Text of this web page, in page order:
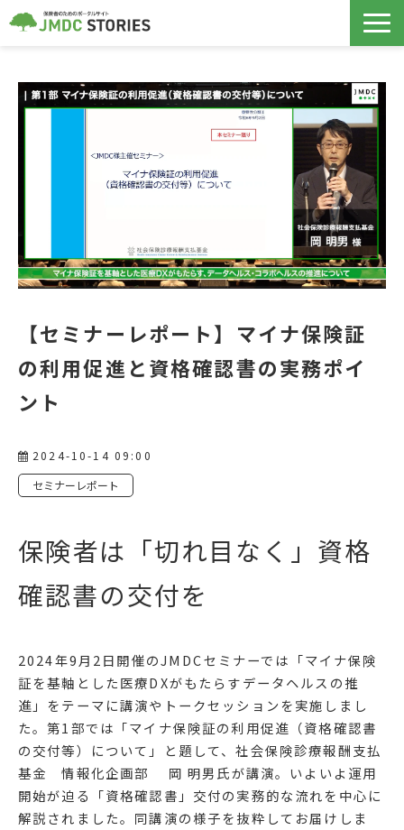
セミナー
コラボヘルス
【セミナーレポート】マイナ保険証
の利用促進と資格確認書の実務ポイ
ント
2024-10-14 09:00
セミナーレポート
保険者は「切れ目なく」資格
確認書の交付を
2024年9月2日開催のJMDCセミナーでは「マイナ保険
証を基軸とした医療DXがもたらすデータヘルスの推
進」をテーマに講演やトークセッションを実施しまし
た。第1部では「マイナ保険証の利用促進（資格確認書
の交付等）について」と題して、社会保険診療報酬支払
基金 情報化企画部 岡 明男氏が講演。いよいよ運用
開始が迫る「資格確認書」交付の実務的な流れを中心に
解説されました。同講演の様子を抜粋してお届けしま